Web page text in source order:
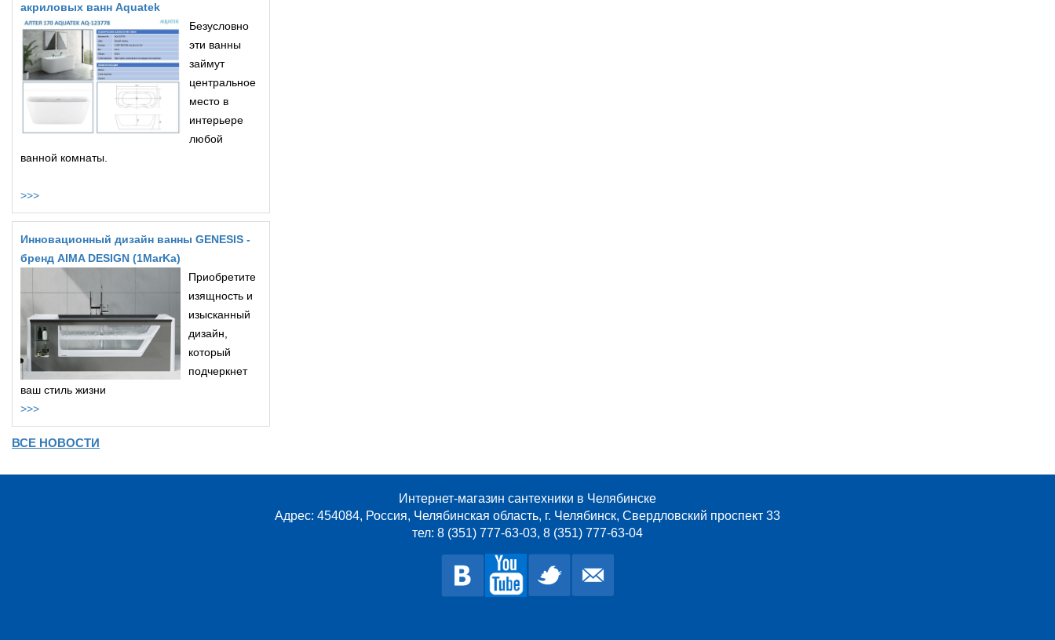
акриловых ванн Aquatek
Безусловно
эти ванны
займут
центральное
место в
интерьере
любой
ванной комнаты.
>>>
Инновационный дизайн ванны GENESIS -
бренд AIMA DESIGN (1MarKa)
Приобретите
изящность и
изысканный
дизайн,
который
подчеркнет
ваш стиль жизни
>>>
ВСЕ НОВОСТИ
Интернет-магазин сантехники в Челябинске
Адрес: 454084, Россия, Челябинская область, г. Челябинск, Свердловский проспект 33
тел: 8 (351) 777-63-03, 8 (351) 777-63-04